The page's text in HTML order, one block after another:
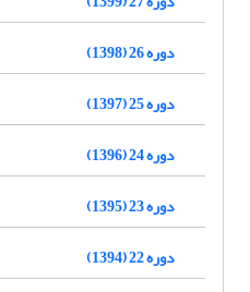
دوره 26 (1398)
دوره 25 (1397)
دوره 24 (1396)
دوره 23 (1395)
دوره 22 (1394)